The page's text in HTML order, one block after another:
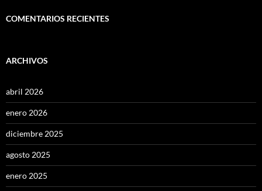
COMENTARIOS RECIENTES
ARCHIVOS
abril 2026
enero 2026
diciembre 2025
agosto 2025
enero 2025